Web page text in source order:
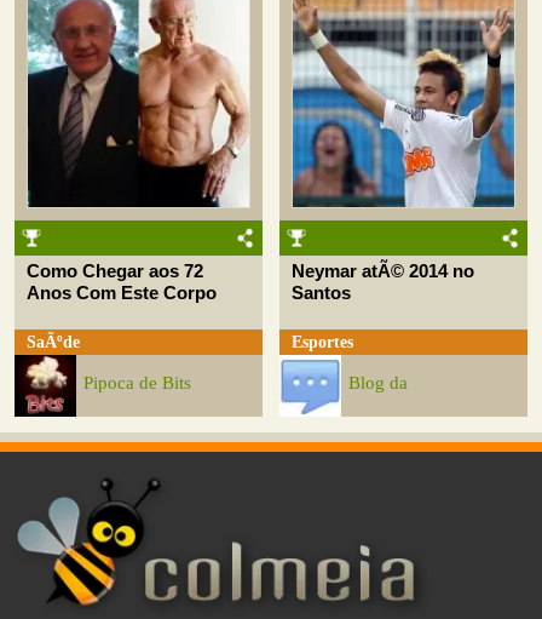
Como Chegar aos 72
Anos Com Este Corpo
SaÃºde
Pipoca de Bits
Neymar atÃ© 2014 no
Santos
Esportes
Blog da